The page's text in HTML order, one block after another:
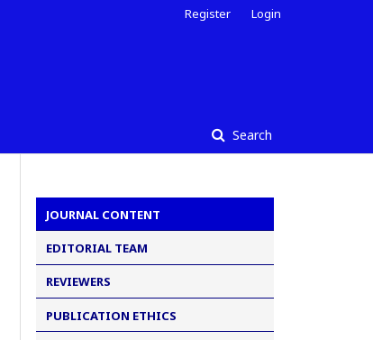
Search
Register Login
JOURNAL CONTENT
EDITORIAL TEAM
REVIEWERS
PUBLICATION ETHICS